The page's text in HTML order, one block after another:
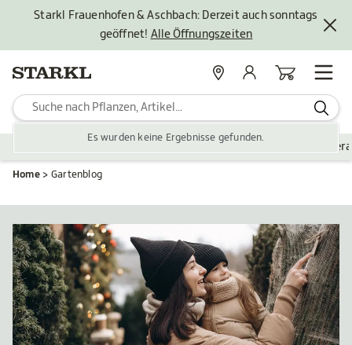
Starkl Frauenhofen & Aschbach: Derzeit auch sonntags
geöffnet! Alle Öffnungszeiten
Es wurden keine Ergebnisse gefunden.
StandorteMein KontoWarenkorb
Zubehör Gartengestaltung
Home Gartenblog